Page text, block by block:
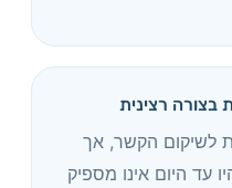
בצורה רצינית
לשיקום הקשר, אך
עד היום אינו מספיק